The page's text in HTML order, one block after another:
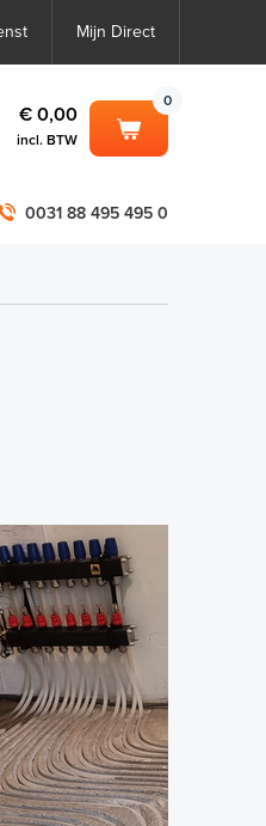
Mijn Direct
0
€ 0,00
incl. BTW
0031 88 495 495 0